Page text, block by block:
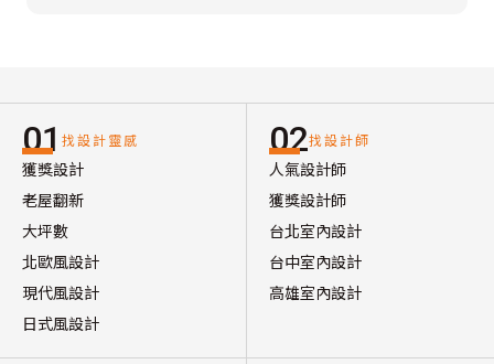
01 找設計靈感
獲獎設計
老屋翻新
大坪數
北歐風設計
現代風設計
日式風設計
02找設計師
人氣設計師
獲獎設計師
台北室內設計
台中室內設計
高雄室內設計